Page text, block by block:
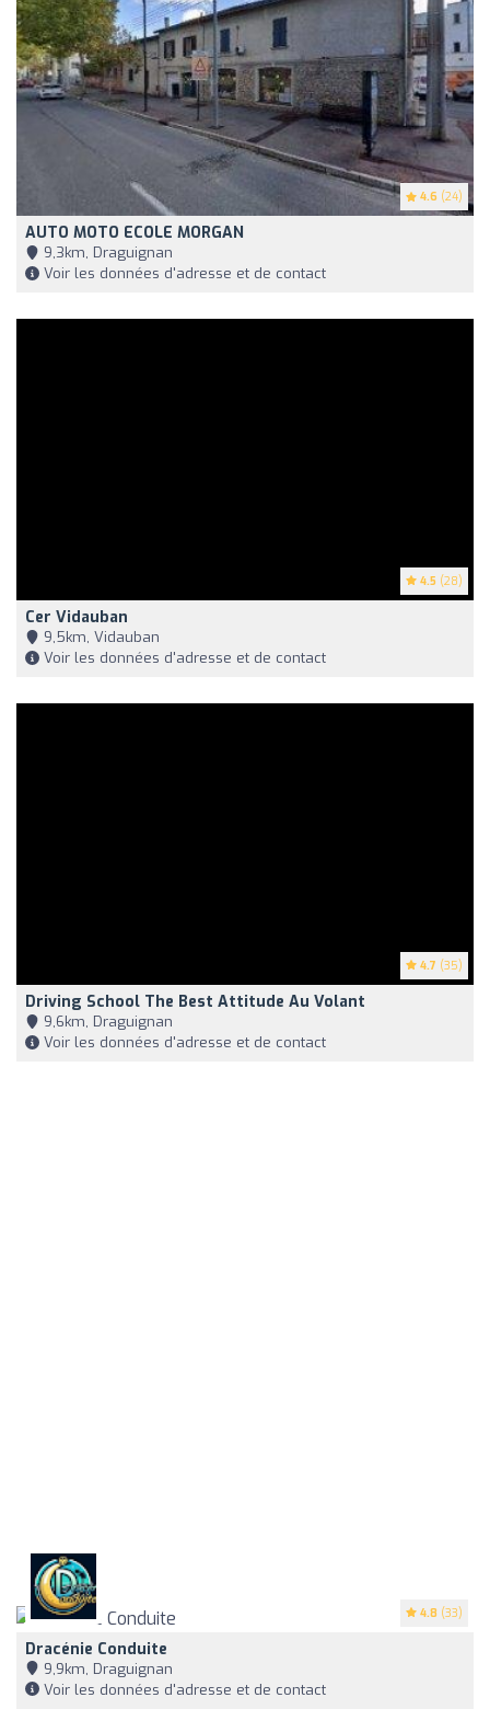
4.6 (24)
AUTO MOTO ECOLE MORGAN
9,3km, Draguignan
Voir les données d'adresse et de contact
4.5 (28)
Cer Vidauban
9,5km, Vidauban
Voir les données d'adresse et de contact
4.7 (35)
Driving School The Best Attitude Au Volant
9,6km, Draguignan
Voir les données d'adresse et de contact
4.8 (33)
Dracénie Conduite
9,9km, Draguignan
Voir les données d'adresse et de contact